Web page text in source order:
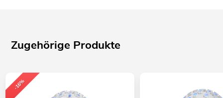
Zugehörige Produkte
-16%